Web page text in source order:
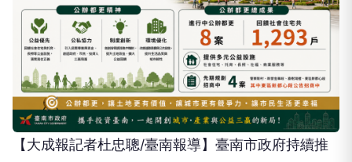
【大成報記者杜忠聰/臺南報導】臺南市政府持續推